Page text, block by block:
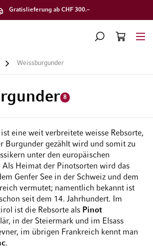
Gratislieferung ab CHF 300.–
SUCHE
WARENKORB
Weissburgunder
8
ist eine weit verbreitete weisse Rebsorte,
Burgunder gezählt wird und somit zu
unter den europäischen
Als Heimat der Pinotsorten wird das
Genfer See in der Schweiz und dem
vermutet; namentlich bekannt ist
seit dem 14. Jahrhundert. Im
ist die Rebsorte als Pinot
in der Steiermark und im Elsass
im übrigen Frankreich kennt man
.